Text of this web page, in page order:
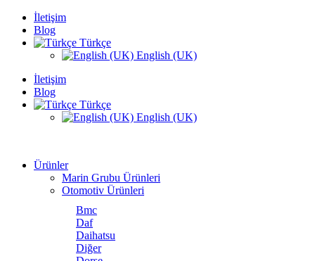
İletişim
Blog
Türkçe
English (UK)
İletişim
Blog
Türkçe
English (UK)
Ürünler
Marin Grubu Ürünleri
Otomotiv Ürünleri
Bmc
Daf
Daihatsu
Diğer